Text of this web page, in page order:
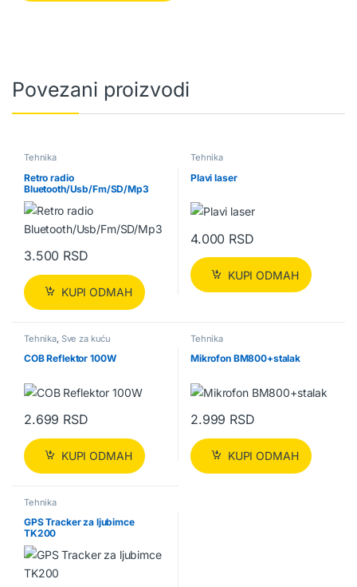
Povezani proizvodi
Tehnika
Retro radio
Bluetooth/Usb/Fm/SD/Mp3
3.500 RSD
KUPI ODMAH
Tehnika
Plavi laser
4.000 RSD
KUPI ODMAH
Tehnika, Sve za kuću
COB Reflektor 100W
2.699 RSD
KUPI ODMAH
Tehnika
Mikrofon BM800+stalak
2.999 RSD
KUPI ODMAH
Tehnika
GPS Tracker za ljubimce
TK200